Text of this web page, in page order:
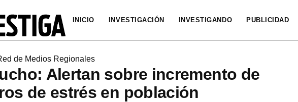
INICIO INVESTIGACIÓN INVESTIGANDO PUBLICIDAD
de Medios Regionales
Alertan sobre incremento de
de estrés en población